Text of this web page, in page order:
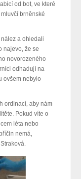
od bot, ve které
brněnské
a ohledali
najevo, že se
novorozeného
odhadují na
ovšem nebylo
ordinací, aby nám
Pokud víte o
léta nebo
nemá,